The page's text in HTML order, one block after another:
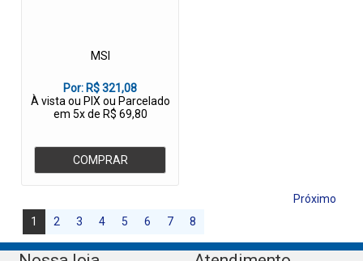
MSI
Por: R$ 321,08
À vista ou PIX ou Parcelado
em 5x de R$ 69,80
COMPRAR
Próximo
1
2 3 4 5 6 7 8